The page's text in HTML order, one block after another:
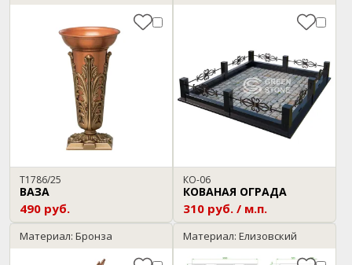
T1786/25
ВАЗА
490 руб.
КО-06
КОВАНАЯ ОГРАДА
310 руб. / м.п.
Материал: Бронза Материал: Елизовский